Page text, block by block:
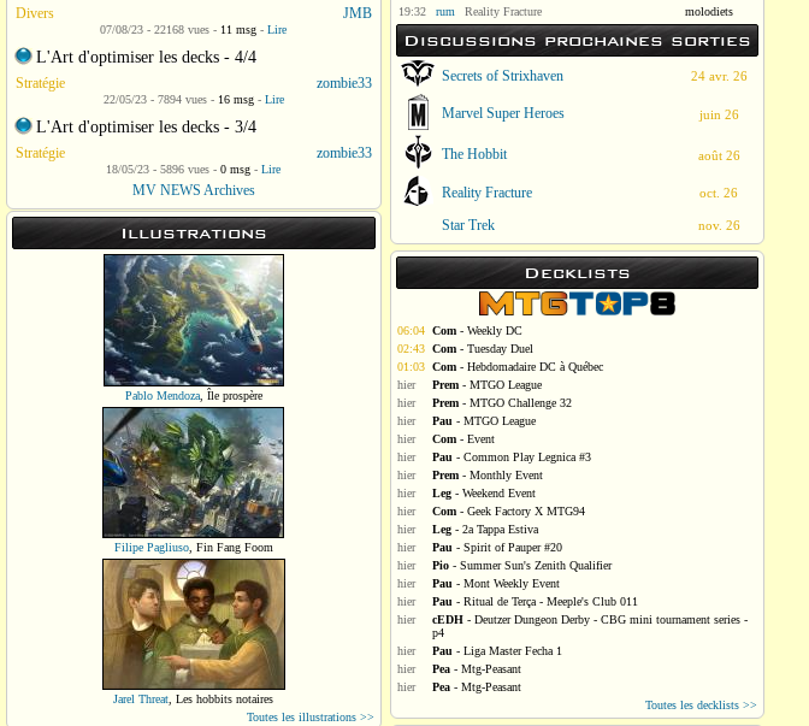
Divers JMB
07/08/23 - 22168 vues - 11 msg -Lire
L'Art d'optimiser les decks - 4/4
Stratégie zombie33
22/05/23 - 7894 vues - 16 msg- Lire
L'Art d'optimiser les decks - 3/4
Stratégie zombie33
18/05/23 - 5896 vues -0 msg -Lire
MV NEWS Archives
Illustrations
Pablo Mendoza, Île prospère
Filipe Pagliuso, Fin Fang Foom
Jarel Threat ,Les hobbits notaires
Toutes les illustrations >>
19:32
rum Reality Fracture molodiets
Discussions prochaines sorties
Secrets of Strixhaven 24 avr. 26
Marvel Super Heroes juin 26
The Hobbit août 26
Reality Fracture oct. 26
Star Trek nov. 26
Decklists
06:04 Com- Weekly DC
02:43 Com- Tuesday Duel
01:03 Com- Hebdomadaire DC à Québec
hier
Prem- MTGO League
hier
Prem- MTGO Challenge 32
hier
Pau - MTGO League
hier
Com- Event
hier
Pau - Common Play Legnica #3
hier
Prem- Monthly Event
hier
Leg- Weekend Event
hier
Com- Geek Factory X MTG94
hier
Leg- 2a Tappa Estiva
hier
Pau - Spirit of Pauper #20
hier
Pio- Summer Sun's Zenith Qualifier
hier
Pau - Mont Weekly Event
hier
Pau - Ritual de Terça - Meeple's Club 011
hier
cEDH- Deutzer Dungeon Derby - CBG mini tournament series -
p4
hier
Pau - Liga Master Fecha 1
hier
Pea- Mtg-Peasant
hier
Pea- Mtg-Peasant
Toutes les decklists >>